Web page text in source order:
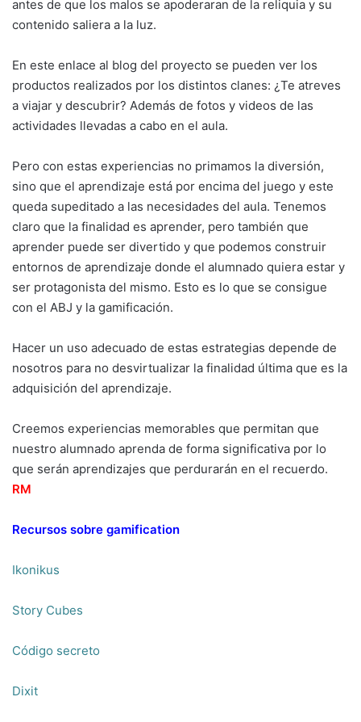
antes de que los malos se apoderaran de la reliquia y su
contenido saliera a la luz.
En este enlace al blog del proyecto se pueden ver los
productos realizados por los distintos clanes: ¿Te atreves
a viajar y descubrir? Además de fotos y videos de las
actividades llevadas a cabo en el aula.
Pero con estas experiencias no primamos la diversión,
sino que el aprendizaje está por encima del juego y este
queda supeditado a las necesidades del aula. Tenemos
claro que la finalidad es aprender, pero también que
aprender puede ser divertido y que podemos construir
entornos de aprendizaje donde el alumnado quiera estar y
ser protagonista del mismo. Esto es lo que se consigue
con el ABJ y la gamificación.
Hacer un uso adecuado de estas estrategias depende de
nosotros para no desvirtualizar la finalidad última que es la
adquisición del aprendizaje.
Creemos experiencias memorables que permitan que
nuestro alumnado aprenda de forma significativa por lo
que serán aprendizajes que perdurarán en el recuerdo.
RM
Recursos sobre gamification
Ikonikus
Story Cubes
Código secreto
Dixit